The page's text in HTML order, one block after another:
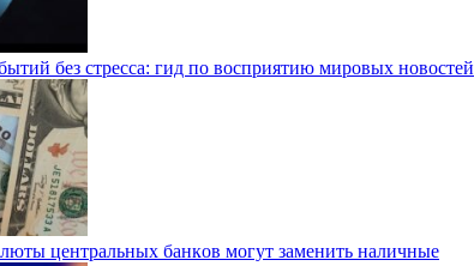
без стресса: гид по восприятию мировых новостей
цeнтpaльныx бaнкoв мoгут зaмeнить нaличныe